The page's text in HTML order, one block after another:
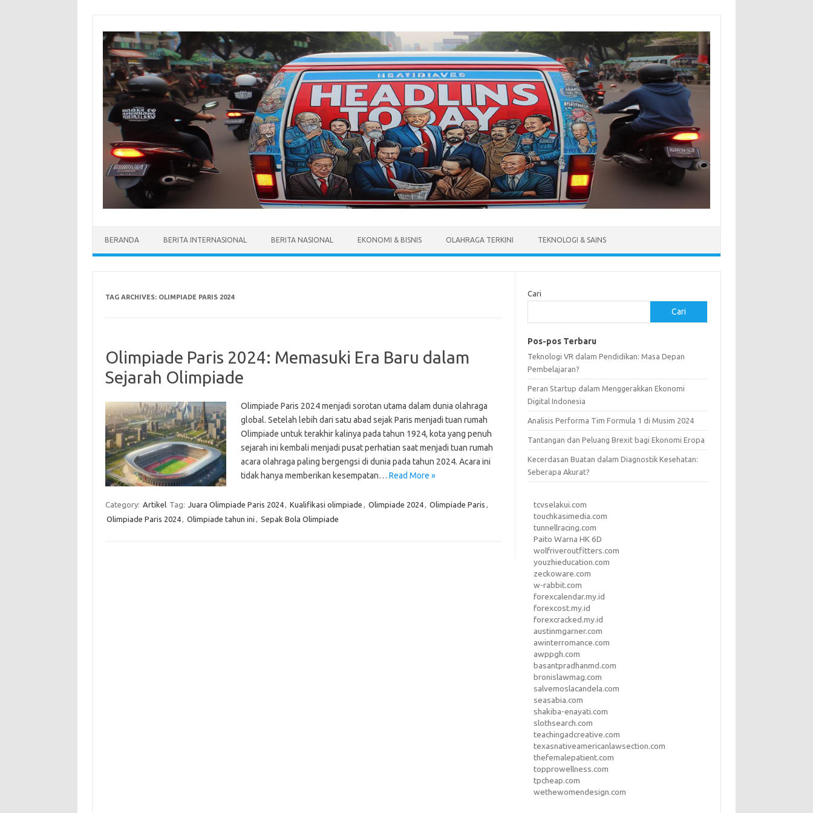
content
BERANDA BERITA INTERNASIONAL BERITA NASIONAL EKONOMI & BISNIS OLAHRAGA TERKINI TEKNOLOGI & SAINS
TAG ARCHIVES: OLIMPIADE PARIS 2024
Olimpiade Paris 2024: Memasuki Era Baru dalam
Sejarah Olimpiade
Olimpiade Paris 2024 menjadi sorotan utama dalam dunia olahraga
global. Setelah lebih dari satu abad sejak Paris menjadi tuan rumah
Olimpiade untuk terakhir kalinya pada tahun 1924, kota yang penuh
sejarah ini kembali menjadi pusat perhatian saat menjadi tuan rumah
acara olahraga paling bergengsi di dunia pada tahun 2024. Acara ini
tidak hanya memberikan kesempatan… Read More »
Category: Artikel Tag: Juara Olimpiade Paris 2024, Kualifikasi olimpiade , Olimpiade 2024, Olimpiade Paris ,
Olimpiade Paris 2024, Olimpiade tahun ini , Sepak Bola Olimpiade
Cari
Cari
Pos-pos Terbaru
Teknologi VR dalam Pendidikan: Masa Depan
Pembelajaran?
Peran Startup dalam Menggerakkan Ekonomi
Digital Indonesia
Analisis Performa Tim Formula 1 di Musim 2024
Tantangan dan Peluang Brexit bagi Ekonomi Eropa
Kecerdasan Buatan dalam Diagnostik Kesehatan:
Seberapa Akurat?
tcvselakui.com
touchkasimedia.com
tunnellracing.com
Paito Warna HK 6D
wolfriveroutfitters.com
youzhieducation.com
zeckoware.com
w-rabbit.com
forexcalendar.my.id
forexcost.my.id
forexcracked.my.id
austinmgarner.com
awinterromance.com
awppgh.com
basantpradhanmd.com
bronislawmag.com
salvemoslacandela.com
seasabia.com
shakiba-enayati.com
slothsearch.com
teachingadcreative.com
texasnativeamericanlawsection.com
thefemalepatient.com
topprowellness.com
tpcheap.com
wethewomendesign.com